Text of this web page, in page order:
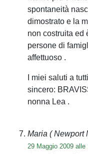
spontaneità
dimostrato e la
non costruita ed
persone di
affettuoso .
I miei saluti a
sincero:
nonna Lea .
Maria ( Newport
29 Maggio 2009 alle